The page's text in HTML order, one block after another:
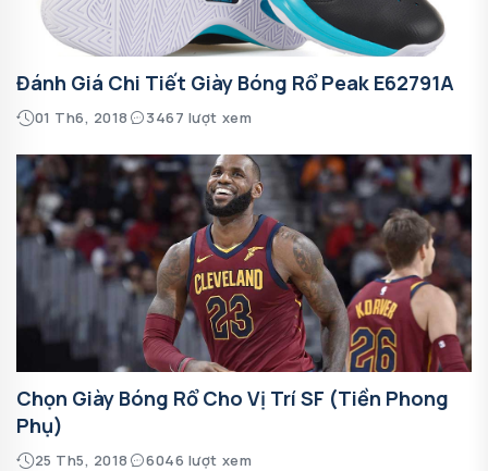
Đánh Giá Chi Tiết Giày Bóng Rổ Peak E62791A
01 Th6, 2018 3467 lượt xem
Chọn Giày Bóng Rổ Cho Vị Trí SF (Tiền Phong
Phụ)
25 Th5, 2018 6046 lượt xem